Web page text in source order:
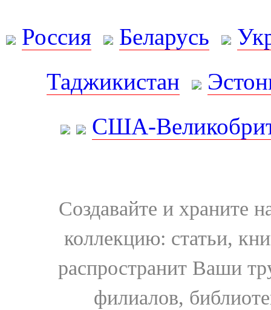
Россия Беларусь
Таджикистан
США-
Создавайте и храните
коллекцию: статьи,
распространит Ваши
филиалов,